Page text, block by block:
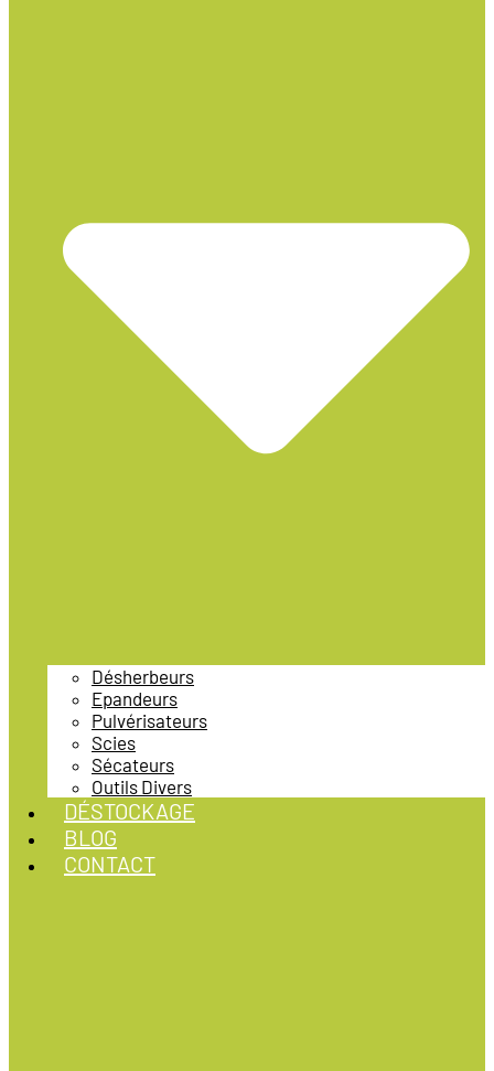
Désherbeurs
Epandeurs
Pulvérisateurs
Scies
Sécateurs
Outils Divers
DÉSTOCKAGE
BLOG
CONTACT